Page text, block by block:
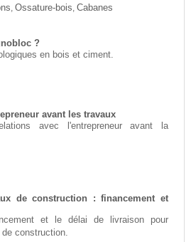
, Ossature-bois, Cabanes
?
en bois et ciment.
avant les travaux
avec l'entrepreneur avant la
de construction : financement et
et le délai de livraison pour
construction.